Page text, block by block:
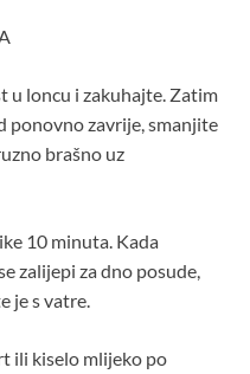
u loncu i zakuhajte. Zatim
ponovno zavrije, smanjite
brašno uz
10 minuta. Kada
zalijepi za dno posude,
je s vatre.
ili kiselo mlijeko po